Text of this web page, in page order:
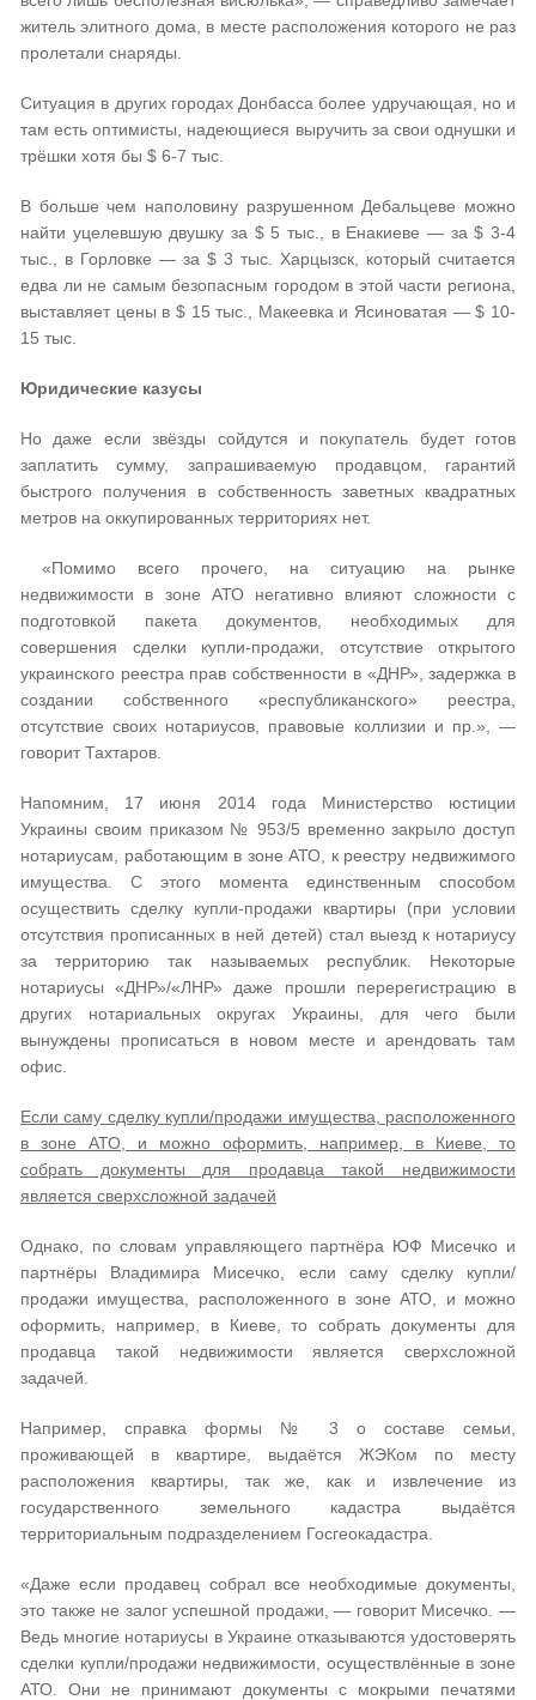
житель элитного дома, в месте расположения которого не раз
пролетали снаряды.
Ситуация в других городах Донбасса более удручающая, но и
там есть оптимисты, надеющиеся выручить за свои однушки и
трёшки хотя бы $ 6-7 тыс.
В больше чем наполовину разрушенном Дебальцеве можно
найти уцелевшую двушку за $ 5 тыс., в Енакиеве — за $ 3-4
тыс., в Горловке — за $ 3 тыс. Харцызск, который считается
едва ли не самым безопасным городом в этой части региона,
выставляет цены в $ 15 тыс., Макеевка и Ясиноватая — $ 10-
15 тыс.
Юридические казусы
Но даже если звёзды сойдутся и покупатель будет готов
заплатить сумму, запрашиваемую продавцом, гарантий
быстрого получения в собственность заветных квадратных
метров на оккупированных территориях нет.
«Помимо всего прочего, на ситуацию на рынке
недвижимости в зоне АТО негативно влияют сложности с
подготовкой пакета документов, необходимых для
совершения сделки купли-продажи, отсутствие открытого
украинского реестра прав собственности в «ДНР», задержка в
создании собственного «республиканского» реестра,
отсутствие своих нотариусов, правовые коллизии и пр.», —
говорит Тахтаров.
Напомним, 17 июня 2014 года Министерство юстиции
Украины своим приказом № 953/5 временно закрыло доступ
нотариусам, работающим в зоне АТО, к реестру недвижимого
имущества. С этого момента единственным способом
осуществить сделку купли-продажи квартиры (при условии
отсутствия прописанных в ней детей) стал выезд к нотариусу
за территорию так называемых республик. Некоторые
нотариусы «ДНР»/«ЛНР» даже прошли перерегистрацию в
других нотариальных округах Украины, для чего были
вынуждены прописаться в новом месте и арендовать там
офис.
Если саму сделку купли/продажи имущества, расположенного
в зоне АТО, и можно оформить, например, в Киеве, то
собрать документы для продавца такой недвижимости
является сверхсложной задачей
Однако, по словам управляющего партнёра ЮФ Мисечко и
партнёры Владимира Мисечко, если саму сделку купли/
продажи имущества, расположенного в зоне АТО, и можно
оформить, например, в Киеве, то собрать документы для
продавца такой недвижимости является сверхсложной
задачей.
Например, справка формы № 3 о составе семьи,
проживающей в квартире, выдаётся ЖЭКом по месту
расположения квартиры, так же, как и извлечение из
государственного земельного кадастра выдаётся
территориальным подразделением Госгеокадастра.
«Даже если продавец собрал все необходимые документы,
это также не залог успешной продажи, — говорит Мисечко. —
Ведь многие нотариусы в Украине отказываются удостоверять
сделки купли/продажи недвижимости, осуществлённые в зоне
АТО. Они не принимают документы с мокрыми печатями